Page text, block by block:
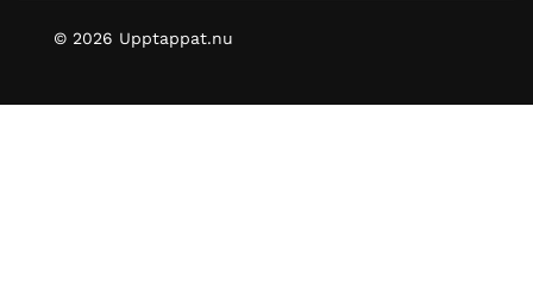
© 2026 Upptappat.nu